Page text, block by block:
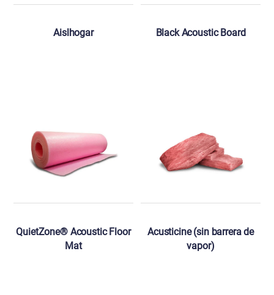
Aislhogar Black Acoustic Board
QuietZone® Acoustic Floor
Mat
Acusticine (sin barrera de
vapor)